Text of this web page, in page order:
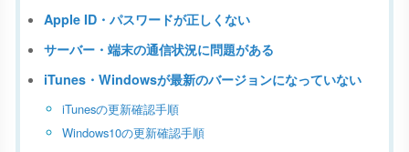
Apple ID・パスワードが正しくない
サーバー・端末の通信状況に問題がある
iTunes・Windowsが最新のバージョンになっていない
iTunesの更新確認手順
Windows10の更新確認手順